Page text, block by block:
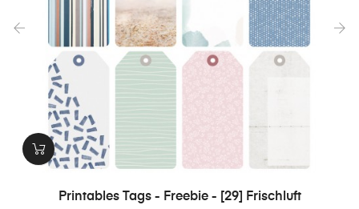
Printables Tags - Freebie - [29] Frischluft